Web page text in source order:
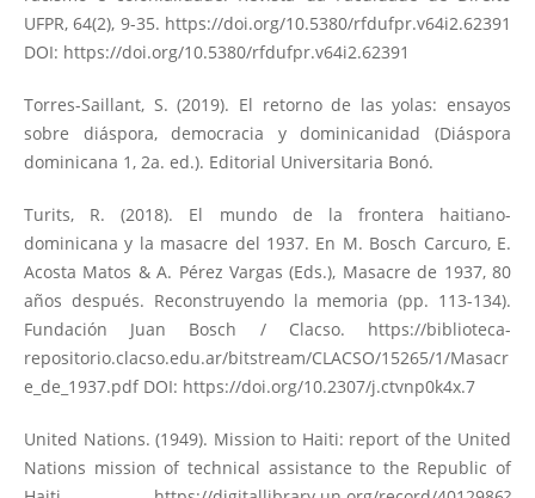
UFPR, 64(2), 9-35. https://doi.org/10.5380/rfdufpr.v64i2.62391
DOI: https://doi.org/10.5380/rfdufpr.v64i2.62391
Torres-Saillant, S. (2019). El retorno de las yolas: ensayos
sobre diáspora, democracia y dominicanidad (Diáspora
dominicana 1, 2a. ed.). Editorial Universitaria Bonó.
Turits, R. (2018). El mundo de la frontera haitiano-
dominicana y la masacre del 1937. En M. Bosch Carcuro, E.
Acosta Matos & A. Pérez Vargas (Eds.), Masacre de 1937, 80
años después. Reconstruyendo la memoria (pp. 113-134).
Fundación Juan Bosch / Clacso. https://biblioteca-
repositorio.clacso.edu.ar/bitstream/CLACSO/15265/1/Masacr
e_de_1937.pdfDOI: https://doi.org/10.2307/j.ctvnp0k4x.7
United Nations. (1949). Mission to Haiti: report of the United
Nations mission of technical assistance to the Republic of